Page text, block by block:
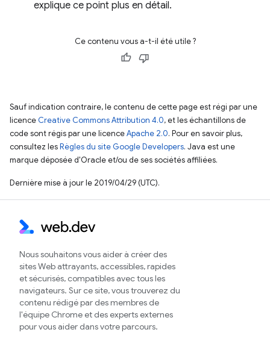
explique ce point plus en détail.
Ce contenu vous a-t-il été utile ?
Sauf indication contraire, le contenu de cette page est régi par une
licence Creative Commons Attribution 4.0, et les échantillons de
code sont régis par une licenceApache 2.0. Pour en savoir plus,
consultez lesRègles du site Google Developers. Java est une
marque déposée d'Oracle et/ou de ses sociétés affiliées.
Dernière mise à jour le 2019/04/29 (UTC).
Nous souhaitons vous aider à créer des
sites Web attrayants, accessibles, rapides
et sécurisés, compatibles avec tous les
navigateurs. Sur ce site, vous trouverez du
contenu rédigé par des membres de
l'équipe Chrome et des experts externes
pour vous aider dans votre parcours.